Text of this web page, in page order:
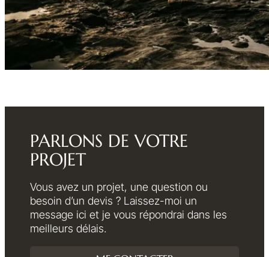
PARLONS DE VOTRE
PROJET
Vous avez un projet, une question ou
besoin d’un devis ? Laissez-moi un
message ici et je vous répondrai dans les
meilleurs délais.